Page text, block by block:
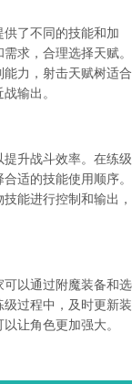
了不同的技能和加
求，合理选择天赋。
力，射击天赋树适合
输出。
升战斗效率。在练级
适的技能使用顺序。
能进行控制和输出，
以通过附魔装备和选
过程中，及时更新装
让角色更加强大。